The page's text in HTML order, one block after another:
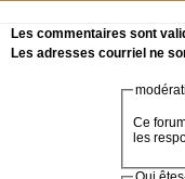
Les commentaires sont
Les adresses courriel ne
Ce
les